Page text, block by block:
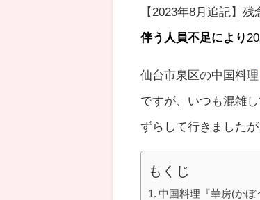
【2023年8月追記】残
伴う人員不足により
仙台市泉区の中国料理
ですが、いつも混雑
ずらして行きましたが
もくじ
中国料理『華房(かぼ